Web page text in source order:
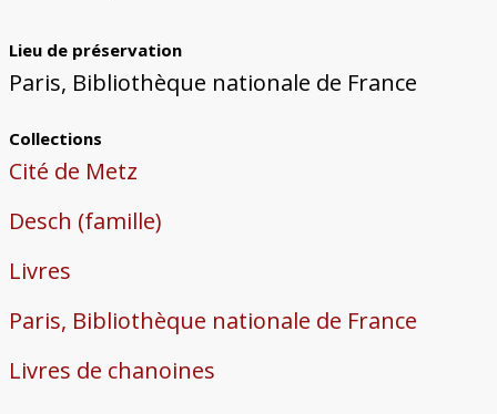
Lieu de préservation
Paris, Bibliothèque nationale de France
Collections
Cité de Metz
Desch (famille)
Livres
Paris, Bibliothèque nationale de France
Livres de chanoines